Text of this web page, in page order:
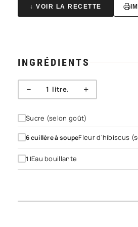
↓ VOIR LA RECETTE
INGRÉDIENTS
− 1 litre. +
Sucre (selon goût)
6cuillère à soupeFleur d'hibiscus
1 lEau bouillante